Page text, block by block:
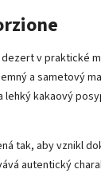
v praktické
a sametový
lehký kakaový
tak, aby vznikl
autentický